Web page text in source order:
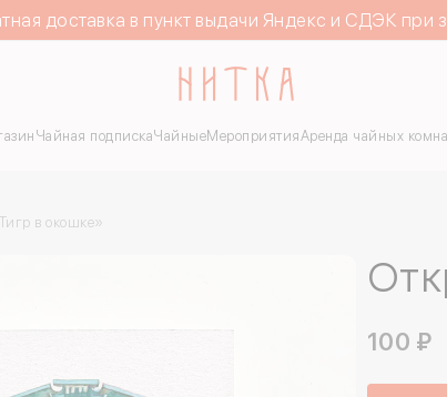
доставка в пункт выдачи Яндекс и СДЭК при
Чайная подпискаЧайныеМероприятияАренда чайных
в окошке»
100 ₽